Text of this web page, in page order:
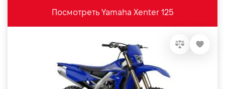
Посмотреть Yamaha Xenter 125